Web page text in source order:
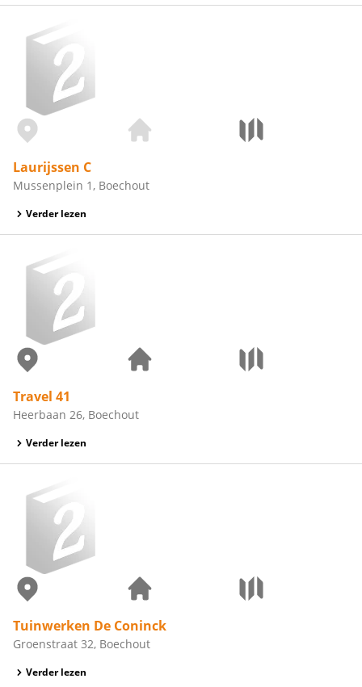
Laurijssen C
Mussenplein 1, Boechout
Verder lezen
Travel 41
Heerbaan 26, Boechout
Verder lezen
Tuinwerken De Coninck
Groenstraat 32, Boechout
Verder lezen